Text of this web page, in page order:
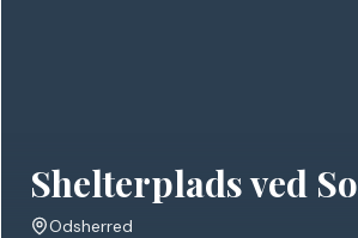
Shelterplads ved
Odsherred